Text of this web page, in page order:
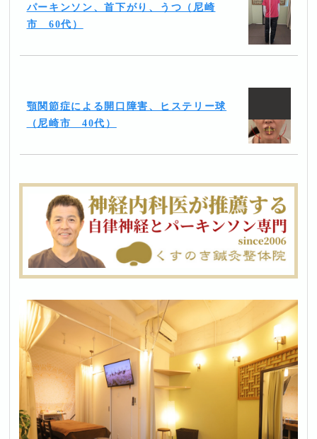
パーキンソン、首下がり、うつ（尼崎
市 60代）
顎関節症による開口障害、ヒステリー球
（尼崎市 40代）